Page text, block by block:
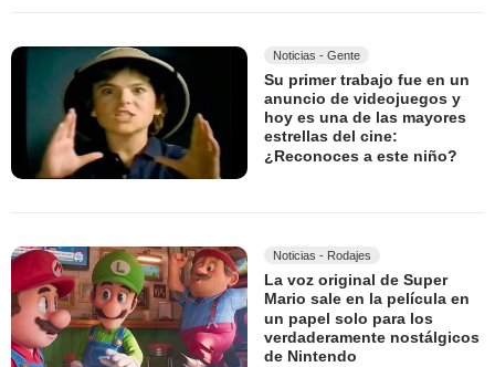
Noticias - Gente
Su primer trabajo fue en un
anuncio de videojuegos y
hoy es una de las mayores
estrellas del cine:
¿Reconoces a este niño?
Noticias - Rodajes
La voz original de Super
Mario sale en la película en
un papel solo para los
verdaderamente nostálgicos
de Nintendo